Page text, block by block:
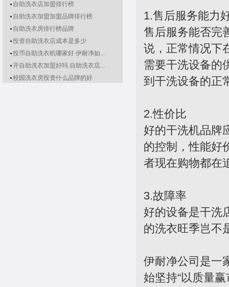
自助洗衣店加盟排行榜
自助洗衣加盟加盟品牌排行榜
自助洗衣房排行榜品牌
投资自助洗衣店成本是多少
投币自助洗衣机哪家好 伊耐净如...
开自助洗衣加盟好吗 自助洗衣店...
校园洗衣房投资什么品牌的好
1.售后服务能力
售后服务能否完
说，正常情况下
需要干洗设备的
到干洗设备的正
2.性价比
好的干洗机品牌
的控制，性能好
者现在购物都在
3.故障率
好的设备是干洗
的洗衣旺季岂不
伊耐净公司是一
始坚持“以质量